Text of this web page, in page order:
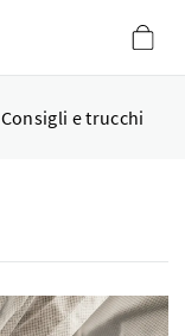
Consigli e trucchi